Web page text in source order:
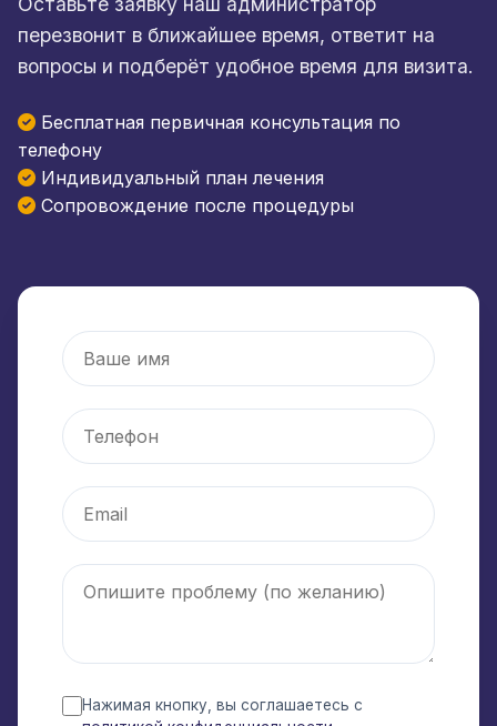
перезвонит в ближайшее время, ответит на
вопросы и подберёт удобное время для визита.
Бесплатная первичная консультация по
телефону
Индивидуальный план лечения
Сопровождение после процедуры
Нажимая кнопку, вы соглашаетесь с